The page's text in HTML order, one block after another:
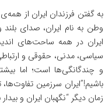
به گفتن فرزندان ایران از
وطن به نام ایران، صدای
ایران در همه ساحت‌های
سیاسی، مدنی، حقوقی و
و چندگانگی‌ها است؛ اما
باشیم!”ایران سرزمین
زمان دیگر “نگهبان ایران و